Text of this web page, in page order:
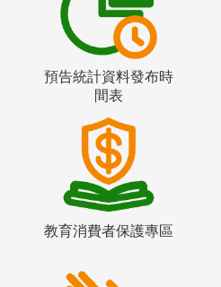
預告統計資料發布時
間表
教育消費者保護專區